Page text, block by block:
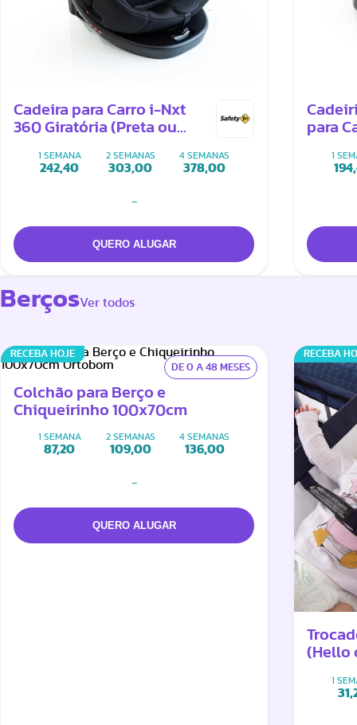
Cadeira para Carro i-Nxt
360 Giratória (Preta ou
1 SEMANA
242,40
2 SEMANAS
303,00
4 SEMANAS
378,00
-
para
1
BerçosVer todos
RECEBA HOJE
DE 0 A 48 MESES
Colchão para Berço e
Chiqueirinho 100x70cm
1 SEMANA
87,20
2 SEMANAS
109,00
4 SEMANAS
136,00
-
RECEBA
(Hello
1